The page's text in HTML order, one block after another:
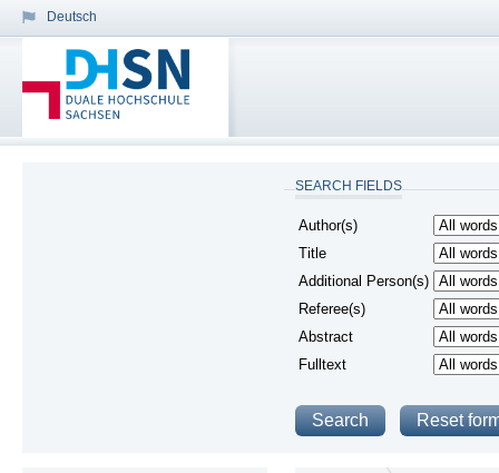
Deutsch
SEARCH FIELDS
Author(s)
Title
Additional Person(s)
Referee(s)
Abstract
Fulltext